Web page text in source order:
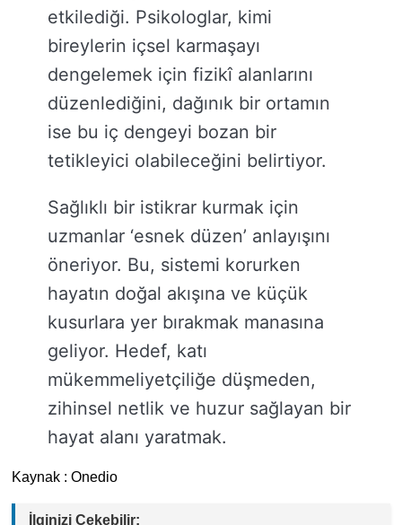
etkilediği. Psikologlar, kimi
bireylerin içsel karmaşayı
dengelemek için fizikî alanlarını
düzenlediğini, dağınık bir ortamın
ise bu iç dengeyi bozan bir
tetikleyici olabileceğini belirtiyor.
Sağlıklı bir istikrar kurmak için
uzmanlar ‘esnek düzen’ anlayışını
öneriyor. Bu, sistemi korurken
hayatın doğal akışına ve küçük
kusurlara yer bırakmak manasına
geliyor. Hedef, katı
mükemmeliyetçiliğe düşmeden,
zihinsel netlik ve huzur sağlayan bir
hayat alanı yaratmak.
Kaynak : Onedio
İlginizi Çekebilir: